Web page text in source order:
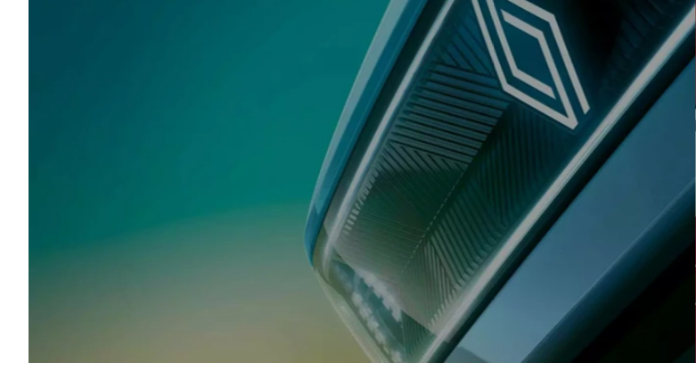
descubra os nossos automóveis usados
de todas as marcas, recondicionados e
a Santogal tem profissionais
especializados no pós-venda
de vários serviços de
automóvel e venda de peças
acessórios
AGENDAR